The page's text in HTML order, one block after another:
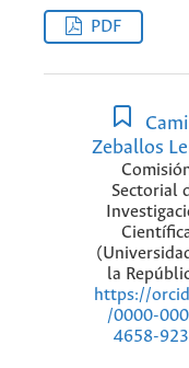
PDF
Zeballos
Sectorial
la
https://
/0000-
4658-